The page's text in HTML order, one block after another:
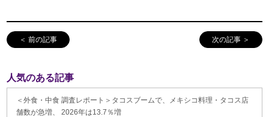
＜ 前の記事 次の記事 ＞
人気のある記事
＜外食・中食 調査レポート＞タコスブームで、メキシコ料理・タコス店
舗数が急増、 2026年は13.7％増